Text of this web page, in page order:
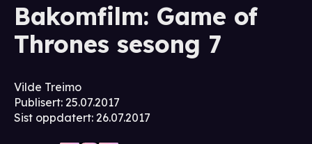
Bakomfilm: Game of
Thrones sesong 7
Vilde Treimo
Publisert: 25.07.2017
Sist oppdatert: 26.07.2017